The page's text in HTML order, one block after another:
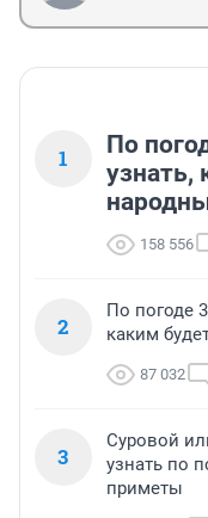
1
По
узнать,
158 556
2
По погоде
каким
87 032
3
Суровой
узнать по
приметы